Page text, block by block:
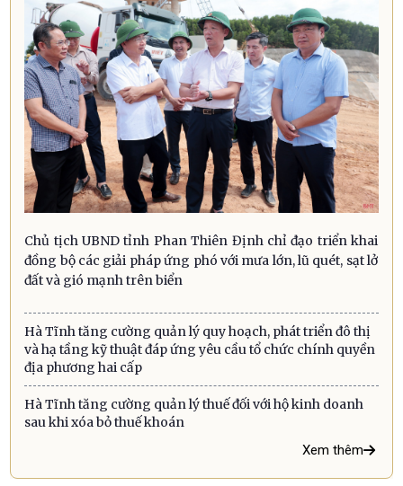
Chủ tịch UBND tỉnh Phan Thiên Định chỉ đạo triển khai
đồng bộ các giải pháp ứng phó với mưa lớn, lũ quét, sạt lở
đất và gió mạnh trên biển
Hà Tĩnh tăng cường quản lý quy hoạch, phát triển đô thị
và hạ tầng kỹ thuật đáp ứng yêu cầu tổ chức chính quyền
địa phương hai cấp
Hà Tĩnh tăng cường quản lý thuế đối với hộ kinh doanh
sau khi xóa bỏ thuế khoán
Xem thêm